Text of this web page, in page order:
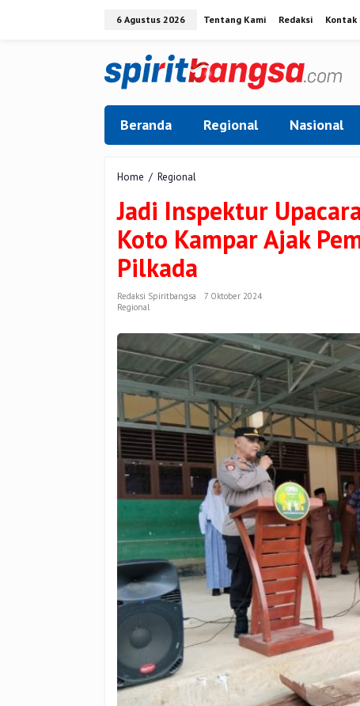
6 Agustus 2026 Tentang Kami Redaksi Kontak
Beranda Regional Nasional
Home / Regional
Upacara
di
SMAN
1,
Kapolsek
XIII
Koto
Pemilih
Pemula
Sukseskan
Pilkada
Jadi Inspektur
Koto Kampar Ajak
Pilkada
Redaksi Spiritbangsa
7 Oktober 2024
Regional